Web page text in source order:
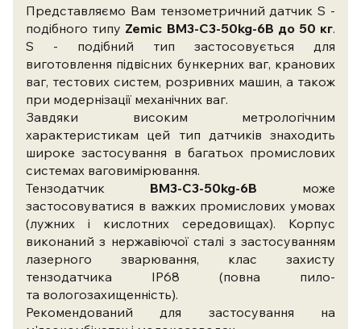
Представляємо Вам тензометричний датчик S -
подібного типу Zemic BM3-C3-50kg-6B до 50 кг.
S - подібний тип застосовується для
виготовлення підвісних бункерних ваг, кранових
ваг, тестових систем, розривних машин, а також
при модернізації механічних ваг.
Завдяки високим метрологічним
характеристикам цей тип датчиків знаходить
широке застосування в багатьох промислових
системах ваговимірювання.
Тензодатчик BM3-C3-50kg-6B може
застосовуватися в важких промислових умовах
(лужних і кислотних середовищах). Корпус
виконаний з нержавіючої сталі з застосуванням
лазерного зварювання, клас захисту
тензодатчика IP68 (повна пило-
та вологозахищенність).
Рекомендований для застосування на